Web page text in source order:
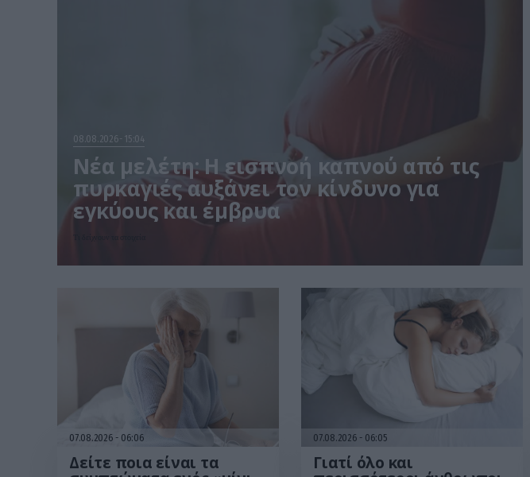
08.08.2026 15:04
Νέα μελέτη: Η εισπνοή καπνού από τις
πυρκαγιές αυξάνει τον κίνδυνο για
εγκύους και έμβρυα
Τι δείχνουν τα στοιχεία
07.08.2026 06:06
Δείτε ποια είναι τα
07.08.2026 06:05
Γιατί όλο και